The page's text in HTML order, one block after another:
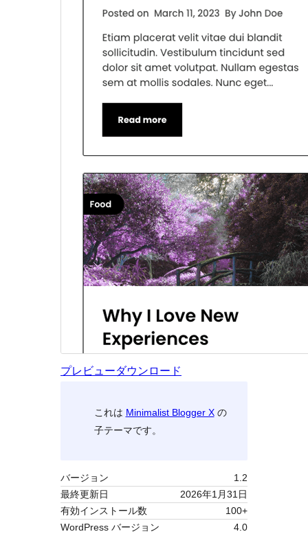
プレビューダウンロード
これは Minimalist Blogger Xの
子テーマです。
バージョン
1.2
最終更新日
2026年1月31日
有効インストール数
100+
WordPress バージョン
4.0